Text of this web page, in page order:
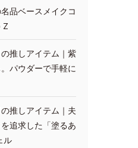
品ベースメイクコ
Z
推しアイテム｜紫
パウダーで手軽に
推しアイテム｜夫
追求した「塗るあ
ル